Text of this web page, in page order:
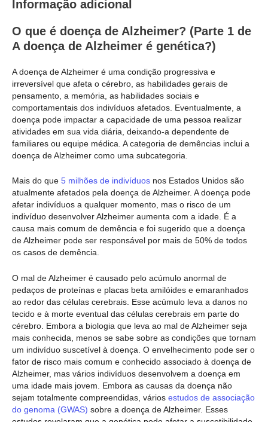
Informação adicional
O que é doença de Alzheimer? (Parte 1 de
A doença de Alzheimer é genética?)
A doença de Alzheimer é uma condição progressiva e
irreversível que afeta o cérebro, as habilidades gerais de
pensamento, a memória, as habilidades sociais e
comportamentais dos indivíduos afetados. Eventualmente, a
doença pode impactar a capacidade de uma pessoa realizar
atividades em sua vida diária, deixando-a dependente de
familiares ou equipe médica. A categoria de demências inclui a
doença de Alzheimer como uma subcategoria.
Mais do que 5 milhões de indivíduos nos Estados Unidos são
atualmente afetados pela doença de Alzheimer. A doença pode
afetar indivíduos a qualquer momento, mas o risco de um
indivíduo desenvolver Alzheimer aumenta com a idade. É a
causa mais comum de demência e foi sugerido que a doença
de Alzheimer pode ser responsável por mais de 50% de todos
os casos de demência.
O mal de Alzheimer é causado pelo acúmulo anormal de
pedaços de proteínas e placas beta amilóides e emaranhados
ao redor das células cerebrais. Esse acúmulo leva a danos no
tecido e à morte eventual das células cerebrais em parte do
cérebro. Embora a biologia que leva ao mal de Alzheimer seja
mais conhecida, menos se sabe sobre as condições que tornam
um indivíduo suscetível à doença. O envelhecimento pode ser o
fator de risco mais comum e conhecido associado à doença de
Alzheimer, mas vários indivíduos desenvolvem a doença em
uma idade mais jovem. Embora as causas da doença não
sejam totalmente compreendidas, vários estudos de associação
do genoma (GWAS) sobre a doença de Alzheimer. Esses